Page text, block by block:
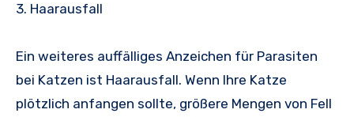
3. Haarausfall
Ein weiteres auffälliges Anzeichen für Parasiten
bei Katzen ist Haarausfall. Wenn Ihre Katze
plötzlich anfangen sollte, größere Mengen von Fell